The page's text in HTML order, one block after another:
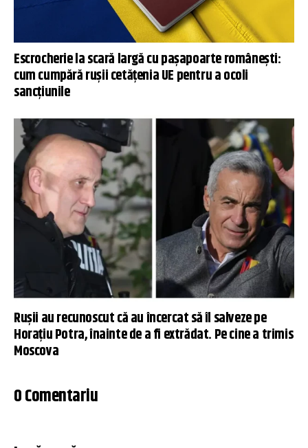
Escrocherie la scară largă cu pașapoarte românești:
cum cumpără rușii cetățenia UE pentru a ocoli
sancțiunile
Rușii au recunoscut că au încercat să îl salveze pe
Horațiu Potra, înainte de a fi extrădat. Pe cine a trimis
Moscova
0 Comentariu